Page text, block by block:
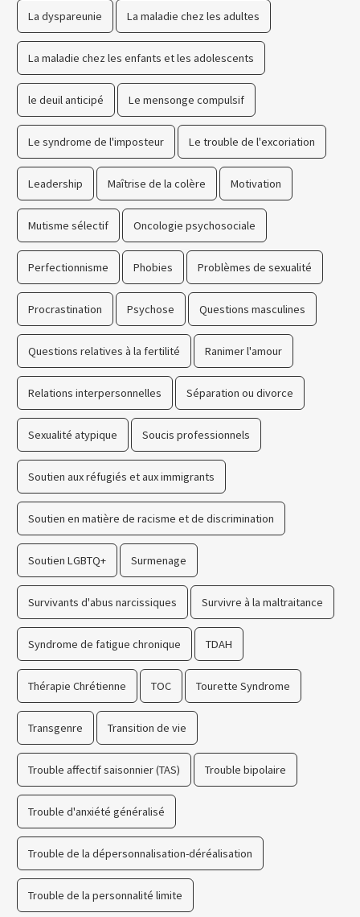
La dyspareunie La maladie chez les adultes
La maladie chez les enfants et les adolescents
le deuil anticipé Le mensonge compulsif
Le syndrome de l'imposteur Le trouble de l'excoriation
Leadership Maîtrise de la colère Motivation
Mutisme sélectif Oncologie psychosociale
Perfectionnisme Phobies Problèmes de sexualité
Procrastination Psychose Questions masculines
Questions relatives à la fertilité Ranimer l'amour
Relations interpersonnelles Séparation ou divorce
Sexualité atypique Soucis professionnels
Soutien aux réfugiés et aux immigrants
Soutien en matière de racisme et de discrimination
Soutien LGBTQ+ Surmenage
Survivants d'abus narcissiques Survivre à la maltraitance
Syndrome de fatigue chronique TDAH
Thérapie Chrétienne TOC Tourette Syndrome
Transgenre Transition de vie
Trouble affectif saisonnier (TAS) Trouble bipolaire
Trouble d'anxiété généralisé
Trouble de la dépersonnalisation-déréalisation
Trouble de la personnalité limite